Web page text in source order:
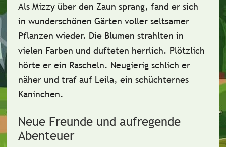
Als Mizzy über den Zaun sprang, fand er sich
in wunderschönen Gärten voller seltsamer
Pflanzen wieder. Die Blumen strahlten in
vielen Farben und dufteten herrlich. Plötzlich
hörte er ein Rascheln. Neugierig schlich er
näher und traf auf Leila, ein schüchternes
Kaninchen.
Neue Freunde und aufregende
Abenteuer